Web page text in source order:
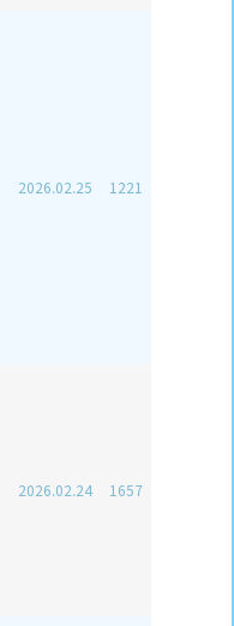
2026.02.25 1221
2026.02.24 1657